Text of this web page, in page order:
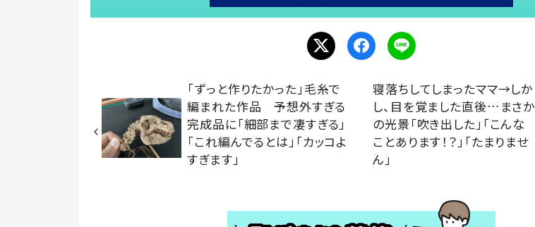
「ずっと作りたかった」毛糸で
編まれた作品 予想外すぎる
完成品に「細部まで凄すぎる」
「これ編んでるとは」「カッコよ
すぎます」
寝落ちしてしまったママ→しか
し、目を覚ました直後…まさか
の光景「吹き出した」「こんな
ことあります！？」「たまりませ
ん」